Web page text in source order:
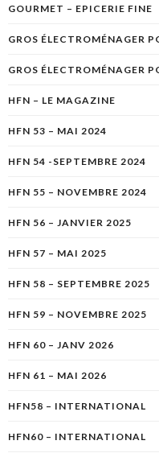
GOURMET – EPICERIE FINE
GROS ÉLECTROMÉNAGER
GROS ÉLECTROMÉNAGER
HFN – LE MAGAZINE
HFN 53 – MAI 2024
HFN 54 -SEPTEMBRE 2024
HFN 55 – NOVEMBRE 2024
HFN 56 – JANVIER 2025
HFN 57 – MAI 2025
HFN 58 – SEPTEMBRE 2025
HFN 59 – NOVEMBRE 2025
HFN 60 – JANV 2026
HFN 61 – MAI 2026
HFN58 – INTERNATIONAL
HFN60 – INTERNATIONAL